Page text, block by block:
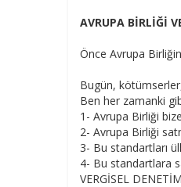
AVRUPA BİRLİĞİ
Önce Avrupa
Bugün,
Ben her zamanki
1- Avrupa Birliği
2- Avrupa Birliği
3- Bu standartları
4- Bu standartlara
VERGİSEL